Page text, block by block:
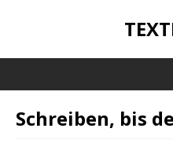
Schreiben, bis